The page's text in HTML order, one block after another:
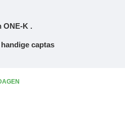
ONE-K .
captas